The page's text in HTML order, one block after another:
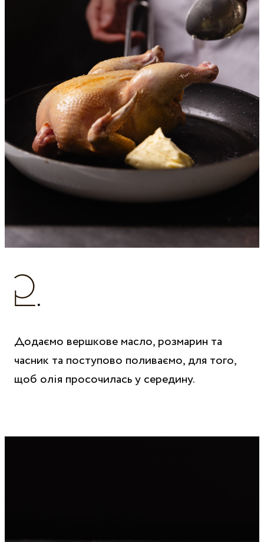
Додаємо вершкове масло, розмарин та
часник та поступово поливаємо, для того,
щоб олія просочилась у середину.